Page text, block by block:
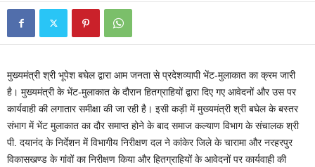
मुख्यमंत्री श्री भूपेश बघेल द्वारा आम जनता से प्रदेशव्यापी भेंट-मुलाकात का क्रम जारी
है। मुख्यमंत्री के भेंट-मुलाकात के दौरान हितग्राहियों द्वारा दिए गए आवेदनों और उस पर
कार्यवाही की लगातार समीक्षा की जा रही है। इसी कड़ी में मुख्यमंत्री श्री बघेल के बस्तर
संभाग में भेंट मुलाकात का दौर समाप्त होने के बाद समाज कल्याण विभाग के संचालक श्री
पी. दयानंद के निर्देशन में विभागीय निरीक्षण दल ने कांकेर जिले के चारामा और नरहरपुर
विकासखण्ड के गांवों का निरीक्षण किया और हितग्राहियों के आवेदनों पर कार्यवाही की